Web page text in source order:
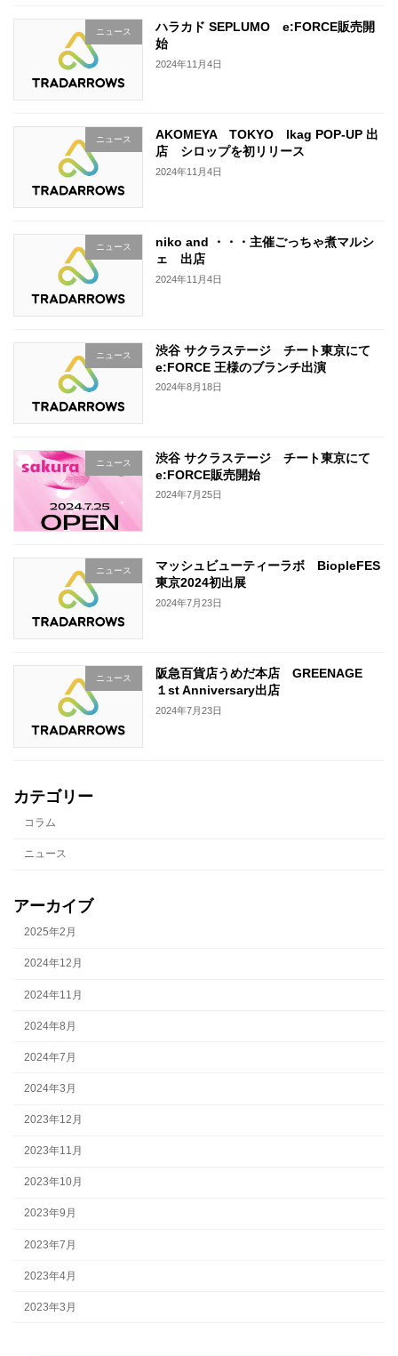
ニュース
ハラカド SEPLUMO e:FORCE販売開
始
2024年11月4日
ニュース
AKOMEYA TOKYO lkag POP-UP 出
店 シロップを初リリース
2024年11月4日
ニュース
niko and ・・・主催ごっちゃ煮マルシ
ェ 出店
2024年11月4日
ニュース
渋谷 サクラステージ チート東京にて
e:FORCE 王様のブランチ出演
2024年8月18日
ニュース
渋谷 サクラステージ チート東京にて
e:FORCE販売開始
2024年7月25日
ニュース
マッシュビューティーラボ BiopleFES
東京2024初出展
2024年7月23日
ニュース
阪急百貨店うめだ本店 GREENAGE
１st Anniversary出店
2024年7月23日
カテゴリー
コラム
ニュース
アーカイブ
2025年2月
2024年12月
2024年11月
2024年8月
2024年7月
2024年3月
2023年12月
2023年11月
2023年10月
2023年9月
2023年7月
2023年4月
2023年3月